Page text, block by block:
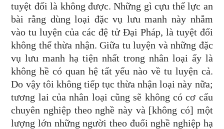
tuyệt đối là không được. Những gì cựu thế lực an
bài rằng dùng loại đặc vụ lưu manh này nhắm
vào tu luyện của các đệ tử Đại Pháp, là tuyệt đối
không thể thừa nhận. Giữa tu luyện và những đặc
vụ lưu manh hạ tiện nhất trong nhân loại ấy là
không hề có quan hệ tất yếu nào về tu luyện cả.
Do vậy tôi không tiếp tục thừa nhận loại này nữa;
tương lai của nhân loại cũng sẽ không có cơ cấu
chuyên nghiệp theo nghề này và [không có] một
lượng lớn những người theo đuổi nghề nghiệp hạ